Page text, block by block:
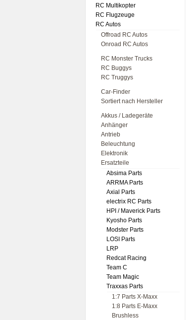
RC Multikopter
RC Flugzeuge
RC Autos
Offroad RC Autos
Onroad RC Autos
RC Monster Trucks
RC Buggys
RC Truggys
Car-Finder
Sortiert nach Hersteller
Akkus / Ladegeräte
Anhänger
Antrieb
Beleuchtung
Elektronik
Ersatzteile
Absima Parts
ARRMA Parts
Axial Parts
electrix RC Parts
HPI / Maverick Parts
Kyosho Parts
Modster Parts
LOSI Parts
LRP
Redcat Racing
Team C
Team Magic
Traxxas Parts
1:7 Parts X-Maxx
1:8 Parts E-Maxx
Brushless